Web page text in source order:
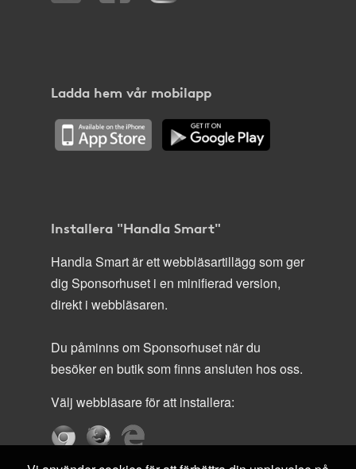
Ladda hem vår mobilapp
Installera "Handla Smart"
Handla Smart är ett webbläsartillägg som ger
dig Sponsorhuset i en minifierad version,
direkt i webbläsaren.
Du påminns om Sponsorhuset när du
besöker en butik som finns ansluten hos oss.
Välj webbläsare för att installera: